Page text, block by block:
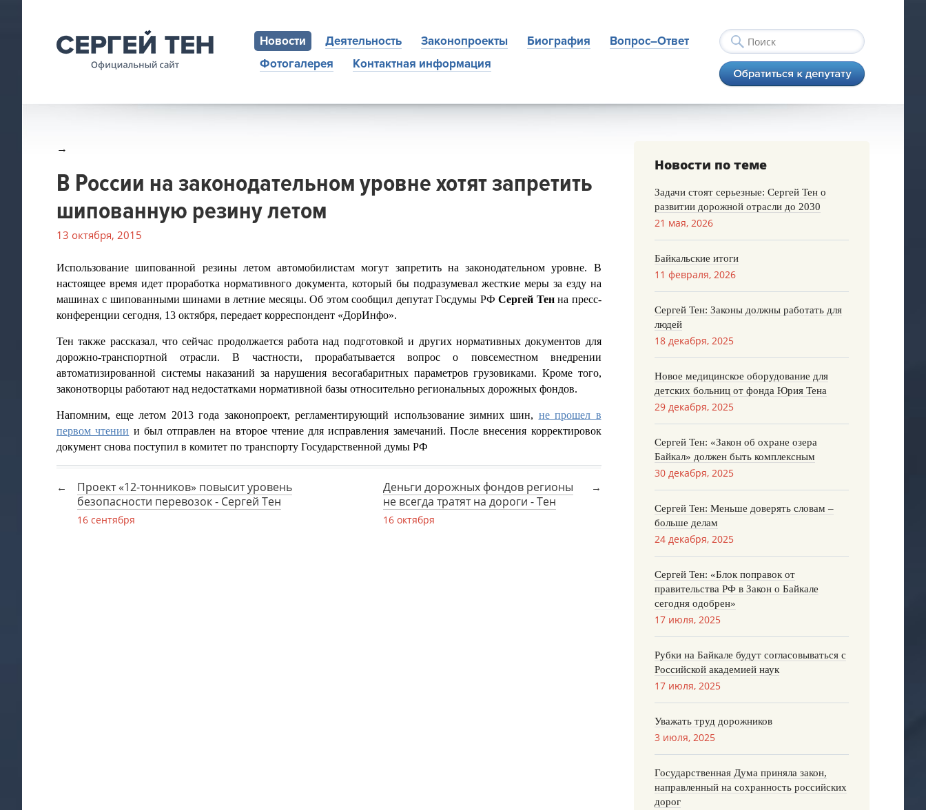
Новости Деятельность Законопроекты Биография
Вопрос–Ответ
Фотогалерея
Контактная информация
→
В России на законодательном уровне хотят запретить
шипованную резину летом
13 октября, 2015
Использование шипованной резины летом автомобилистам могут запретить на законодательном уровне. В
настоящее время идет проработка нормативного документа, который бы подразумевал жесткие меры за езду на
машинах с шипованными шинами в летние месяцы. Об этом сообщил депутат Госдумы РФСергей Тенна пресс-
конференции сегодня, 13 октября, передает корреспондент «ДорИнфо».
Тен также рассказал, что сейчас продолжается работа над подготовкой и других нормативных документов для
дорожно-транспортной отрасли. В частности, прорабатывается вопрос о повсеместном внедрении
автоматизированной системы наказаний за нарушения весогабаритных параметров грузовиками. Кроме того,
законотворцы работают над недостатками нормативной базы относительно региональных дорожных фондов.
Напомним, еще летом 2013 года законопроект, регламентирующий использование зимних шин, не прошел в
первом чтении и был отправлен на второе чтение для исправления замечаний. После внесения корректировок
документ снова поступил в комитет по транспорту Государственной думы РФ
Проект «12-тонников» повысит уровень
безопасности перевозок - Сергей Тен
16 сентября
Деньги дорожных фондов регионы
не всегда тратят на дороги - Тен
16 октября
Новости по теме
Задачи стоят серьезные: Сергей Тен о
развитии дорожной отрасли до 2030
21 мая, 2026
Байкальские итоги
11 февраля, 2026
Сергей Тен: Законы должны работать для
людей
18 декабря, 2025
Новое медицинское оборудование для
детских больниц от фонда Юрия Тена
29 декабря, 2025
Сергей Тен: «Закон об охране озера
Байкал» должен быть комплексным
30 декабря, 2025
Сергей Тен: Меньше доверять словам –
больше делам
24 декабря, 2025
Сергей Тен: «Блок поправок от
правительства РФ в Закон о Байкале
сегодня одобрен»
17 июля, 2025
Рубки на Байкале будут согласовываться с
Российской академией наук
17 июля, 2025
Уважать труд дорожников
3 июля, 2025
Государственная Дума приняла закон,
направленный на сохранность российских
дорог